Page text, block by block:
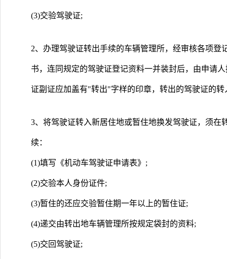
(3)交验驾驶证;
2、办理驾驶证转出手续的车辆管理所，经审核各项
书，连同规定的驾驶证登记资料一并装封后，由申请
证副证应加盖有"转出"字样的印章，转出的驾驶证的
3、将驾驶证转入新居住地或暂住地换发驾驶证，须在
续：
(1)填写《机动车驾驶证申请表》;
(2)交验本人身份证件;
(3)暂住的还应交验暂住期一年以上的暂住证;
(4)递交由转出地车辆管理所按规定袋封的资料;
(5)交回驾驶证;